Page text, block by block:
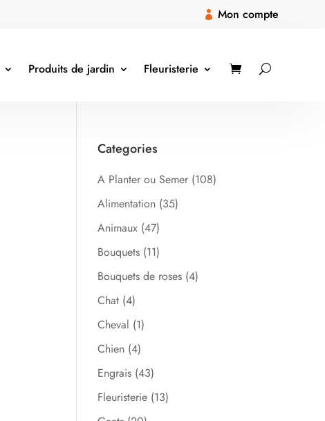
 Mon compte
Produits de jardin Fleuristerie
Categories
A Planter ou Semer (108)
Alimentation (35)
Animaux (47)
Bouquets (11)
Bouquets de roses (4)
Chat (4)
Cheval (1)
Chien (4)
Engrais (43)
Fleuristerie (13)